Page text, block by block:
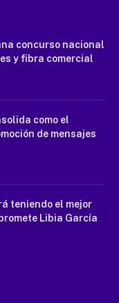
concurso nacional
y fibra comercial
como el
de mensajes
teniendo el mejor
Libia García